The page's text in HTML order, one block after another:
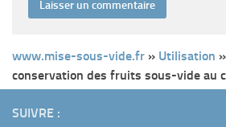
www.mise-sous-vide.fr » Utilisation »
conservation des fruits sous-vide au
SUIVRE :